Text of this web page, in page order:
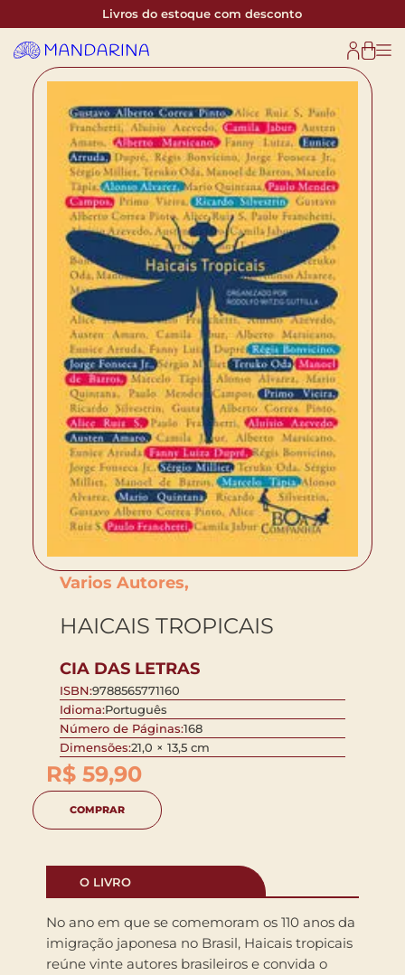
Livros do estoque com desconto
Varios Autores,
HAICAIS TROPICAIS
CIA DAS LETRAS
ISBN:9788565771160
Idioma:Português
Número de Páginas:168
Dimensões:21,0 × 13,5 cm
R$ 59,90
COMPRAR
O LIVRO
No ano em que se comemoram os 110 anos da
imigração japonesa no Brasil, Haicais tropicais
reúne vinte autores brasileiros e convida o